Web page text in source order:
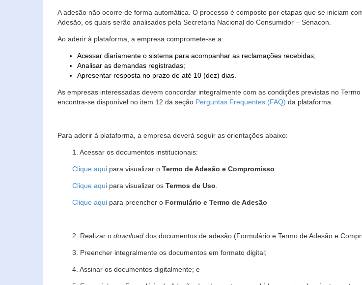
A adesão não ocorre de forma automática. O processo é composto por etapas que se iniciam
Adesão, os quais serão analisados pela Secretaria Nacional do Consumidor – Senacon.
Ao aderir à plataforma, a empresa compromete-se a:
Acessar diariamente o sistema para acompanhar as reclamações recebidas;
Analisar as demandas registradas;
Apresentar resposta no prazo de até 10 (dez) dias.
As empresas interessadas devem concordar integralmente com as condições previstas no
encontra-se disponível no item 12 da seção Perguntas Frequentes (FAQ) da plataforma.
Para aderir à plataforma, a empresa deverá seguir as orientações abaixo:
1. Acessar os documentos institucionais:
Clique aqui para visualizar o Termo de Adesão e Compromisso
Clique aqui para visualizar os Termos de Uso
Clique aqui para preencher o Formulário e Termo de Adesão
2. Realizar o download dos documentos de adesão (Formulário e Termo de Adesão e
3. Preencher integralmente os documentos em formato digital;
4. Assinar os documentos digitalmente; e